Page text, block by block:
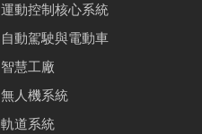
運動控制核心系統
自動駕駛與電動車
智慧工廠
無人機系統
軌道系統